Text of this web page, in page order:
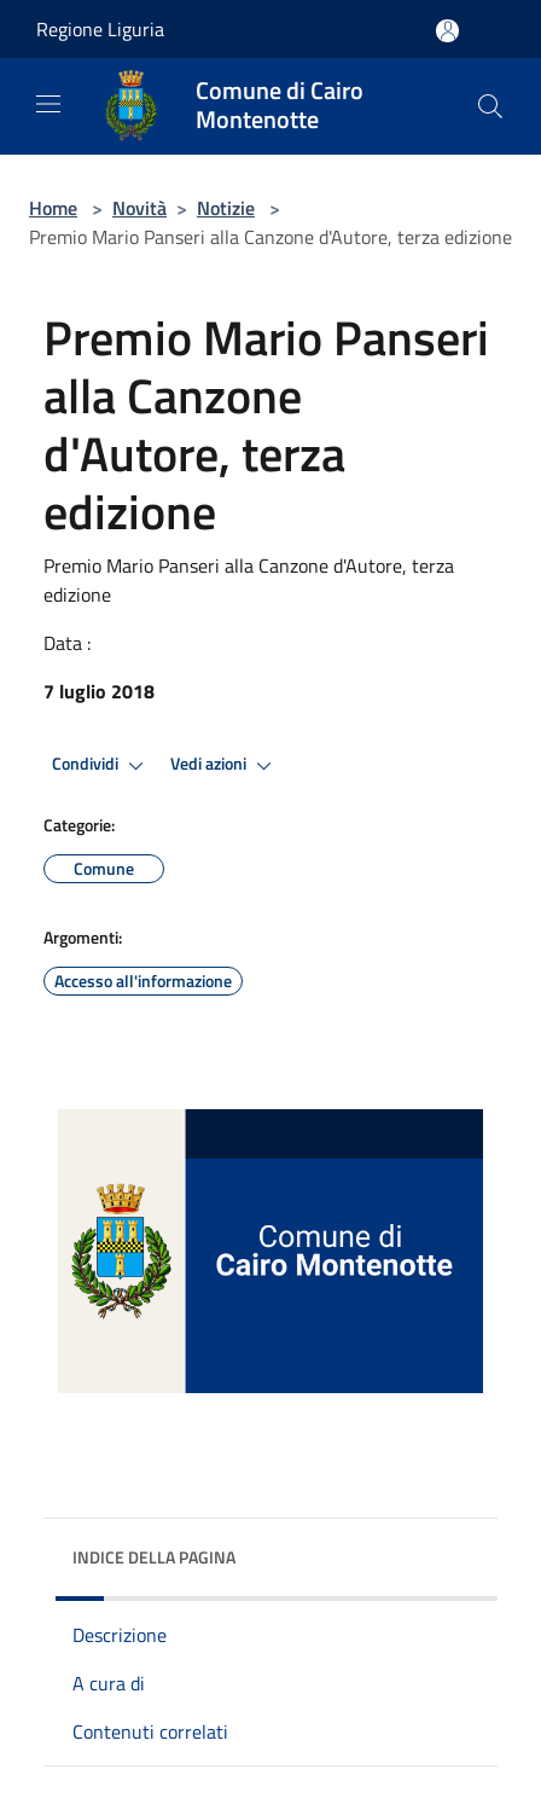
Regione Liguria
Comune di Cairo
Montenotte
Home > Novità > Notizie >
Premio Mario Panseri alla Canzone d'Autore, terza edizione
Premio Mario Panseri
alla Canzone
d'Autore, terza
edizione
Premio Mario Panseri alla Canzone d'Autore, terza
edizione
Data :
7 luglio 2018
Condividi Vedi azioni
Categorie:
Comune
Argomenti:
Accesso all'informazione
INDICE DELLA PAGINA
Descrizione
A cura di
Contenuti correlati